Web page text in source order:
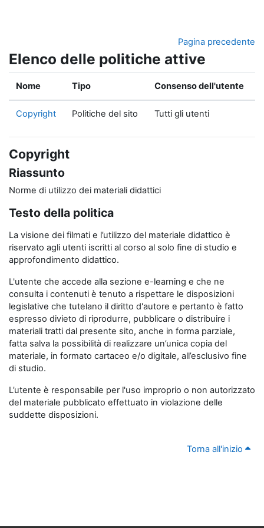
Pagina precedente
Elenco delle politiche attive
Nome Tipo Consenso dell'utente
Copyright Politiche del sito Tutti gli utenti
Copyright
Riassunto
Norme di utilizzo dei materiali didattici
Testo della politica
La visione dei filmati e l’utilizzo del materiale didattico è
riservato agli utenti iscritti al corso al solo fine di studio e
approfondimento didattico.
L'utente che accede alla sezione e-learning e che ne
consulta i contenuti è tenuto a rispettare le disposizioni
legislative che tutelano il diritto d'autore e pertanto è fatto
espresso divieto di riprodurre, pubblicare o distribuire i
materiali tratti dal presente sito, anche in forma parziale,
fatta salva la possibilità di realizzare un’unica copia del
materiale, in formato cartaceo e/o digitale, all’esclusivo fine
di studio.
L’utente è responsabile per l'uso improprio o non autorizzato
del materiale pubblicato effettuato in violazione delle
suddette disposizioni.
Torna all'inizio